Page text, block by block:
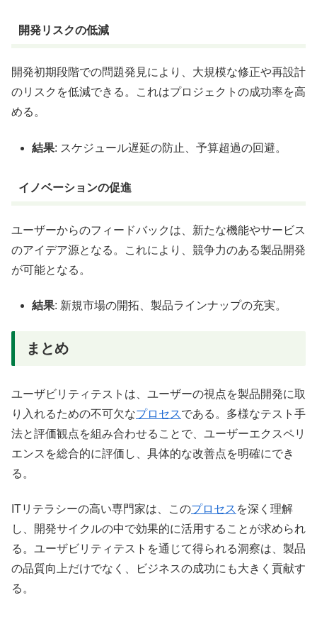
開発リスクの低減
開発初期段階での問題発見により、大規模な修正や再設計
のリスクを低減できる。これはプロジェクトの成功率を高
める。
結果: スケジュール遅延の防止、予算超過の回避。
イノベーションの促進
ユーザーからのフィードバックは、新たな機能やサービス
のアイデア源となる。これにより、競争力のある製品開発
が可能となる。
結果: 新規市場の開拓、製品ラインナップの充実。
まとめ
ユーザビリティテストは、ユーザーの視点を製品開発に取
り入れるための不可欠なプロセスである。多様なテスト手
法と評価観点を組み合わせることで、ユーザーエクスペリ
エンスを総合的に評価し、具体的な改善点を明確にでき
る。
ITリテラシーの高い専門家は、このプロセス を深く理解
し、開発サイクルの中で効果的に活用することが求められ
る。ユーザビリティテストを通じて得られる洞察は、製品
の品質向上だけでなく、ビジネスの成功にも大きく貢献す
る。